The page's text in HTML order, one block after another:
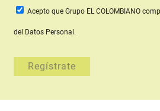
Acepto que Grupo EL COLOMBIANO
del Datos Personal.